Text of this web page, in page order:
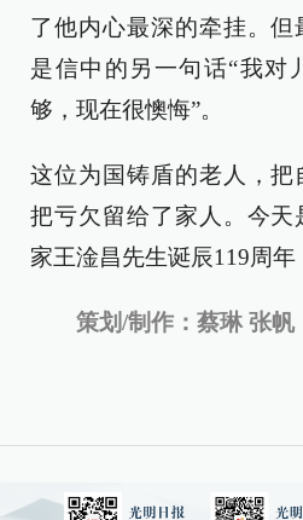
了他内心最深的牵挂。但
是信中的另一句话“我对
够，现在很懊悔”。
这位为国铸盾的老人，
把亏欠留给了家人。今
家王淦昌先生诞辰119周年
策划/制作：蔡琳 张帆